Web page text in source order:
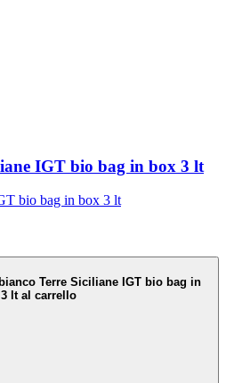
IGT bio bag in box 3 lt
bio bag in box 3 lt
Terre Siciliane IGT bio bag in
lt al carrello